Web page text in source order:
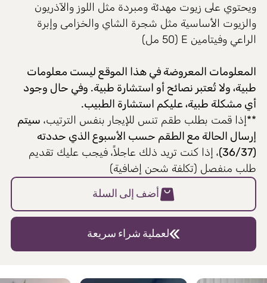
ويحتوي على زيوت مهدئة ومبردة مثل اللوز والآذريون
والزيوت الأساسية مثل شجرة الشاي والخزامى وإبرة
الراعي وفيتامين E (50 مل)
المعلومات المعروضة في هذا الموقع ليست معلومات
طبية، ولا تُعتبر نصائح أو استشارة طبية. وفي حال وجود
أي مشكلة طبية، عليكم استشارة الطبيب.
**إذا قمت بطلب طقم تنس للإيجار بنفس الترتيب، سيتم
إرسال الحالة مع الطقم حسب الأسبوع الذي حددته
(36/37)
، إذا كنت تريد ذلك عاجلاً، فيجب عليك تقديم
طلب منفصل (تكلفة شحن إضافية)
أضف إلى السلة
لعملية شراء سريعة